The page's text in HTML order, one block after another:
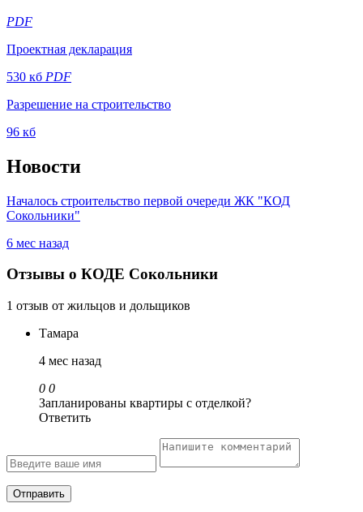
PDF
Проектная декларация
530 кб PDF
Разрешение на строительство
96 кб
Новости
Началось строительство первой очереди ЖК "КОД
Сокольники"
6 мес назад
Отзывы о КОДЕ Сокольники
1 отзыв от жильцов и дольщиков
Тамара
4 мес назад
0 0
Запланированы квартиры с отделкой?
Ответить
Отправить